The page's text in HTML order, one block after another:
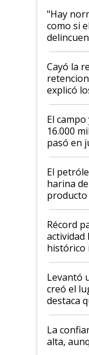
"Hay
como si
al
habló
Cayó la
explicó
El
16.000
pasó en
El
harina
producto
el agro
diez
liderazgo
récord
Récord
actividad
histórico
cosecha
Levantó
creó el
destaca
plata a
Juan
que de
La
alta,